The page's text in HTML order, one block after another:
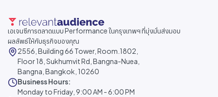
เอเจนซีการตลาดแบบ Performance ในกรุงเทพฯ ที่มุ่งมั่นส่งมอบ
ผลลัพธ์ให้กับธุรกิจของคุณ
2556, Building 66 Tower, Room.1802,
Floor 18, Sukhumvit Rd, Bangna-Nuea,
Bangna, Bangkok, 10260
Business Hours:
Monday to Friday, 9:00 AM - 6:00 PM